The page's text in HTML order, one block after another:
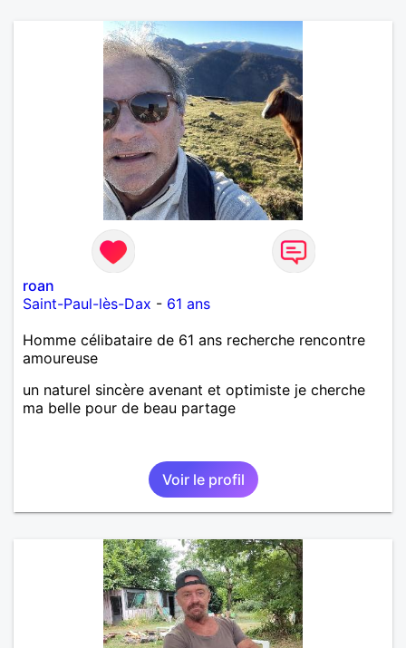
roan
Saint-Paul-lès-Dax - 61 ans
Homme célibataire de 61 ans recherche rencontre
amoureuse
un naturel sincère avenant et optimiste je cherche
ma belle pour de beau partage
Voir le profil